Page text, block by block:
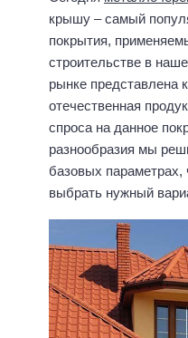
крышу – самый
покрытия,
строительстве в
рынке представлена
отечественная
спроса на данное
разнообразия мы
базовых
выбрать нужный